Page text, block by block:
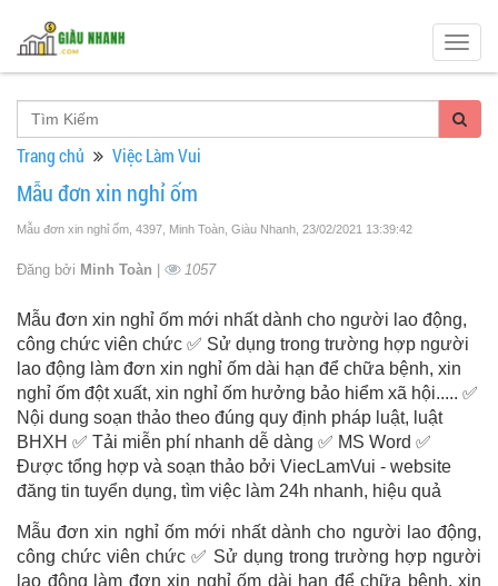
Trang chủ Việc Làm Vui
Mẫu đơn xin nghỉ ốm
Mẫu đơn xin nghỉ ốm, 4397, Minh Toàn, Giàu Nhanh , 23/02/2021 13:39:42
Đăng bởi Minh Toàn | 1057
Mẫu đơn xin nghỉ ốm mới nhất dành cho người lao động,
công chức viên chức ✅ Sử dụng trong trường hợp người
lao động làm đơn xin nghỉ ốm dài hạn để chữa bệnh, xin
nghỉ ốm đột xuất, xin nghỉ ốm hưởng bảo hiểm xã hội..... ✅
Nội dung soạn thảo theo đúng quy định pháp luật, luật
BHXH ✅ Tải miễn phí nhanh dễ dàng ✅ MS Word ✅
Được tổng hợp và soạn thảo bởi ViecLamVui - website
đăng tin tuyển dụng, tìm việc làm 24h nhanh, hiệu quả
Mẫu đơn xin nghỉ ốm mới nhất dành cho người lao động,
công chức viên chức ✅ Sử dụng trong trường hợp người
lao động làm đơn xin nghỉ ốm dài hạn để chữa bệnh, xin